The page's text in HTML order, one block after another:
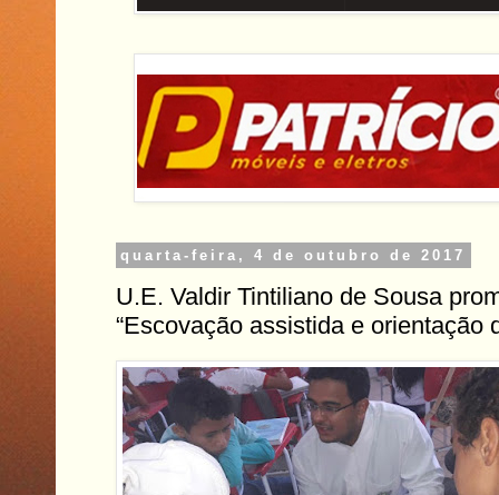
quarta-feira, 4 de outubro de 2017
U.E. Valdir Tintiliano de Sousa
“Escovação assistida e orientação